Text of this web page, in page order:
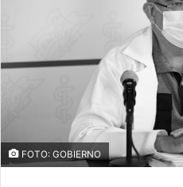
FOTO: GOBIERNO